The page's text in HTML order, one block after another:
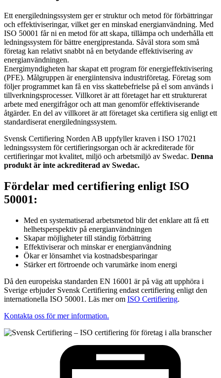
Ett energiledningssystem ger er struktur och metod för förbättringar
och effektiviseringar, vilket ger en minskad energianvändning. Med
ISO 50001 får ni en metod för att skapa, tillämpa och underhålla ett
ledningssystem för bättre energiprestanda. Såväl stora som små
företag kan relativt snabbt nå en betydande effektivisering av
energianvändningen.
Energimyndigheten har skapat ett program för energieffektivisering
(PFE). Målgruppen är energiintensiva industriföretag. Företag som
följer programmet kan få en viss skattebefrielse på el som används i
tillverkningsprocesser. Villkoret är att företaget har ett strukturerat
arbete med energifrågor och att man genomför effektiviserande
åtgärder. En del av villkoret är att företaget ska certifiera sig enligt ett
standardiserat energiledningssystem.
Svensk Certifiering Norden AB uppfyller kraven i ISO 17021
ledningssystem för certifieringsorgan och är ackrediterade för
certifieringar mot kvalitet, miljö och arbetsmiljö av Swedac. Denna
produkt är inte ackrediterad av Swedac.
Fördelar med certifiering enligt ISO
50001:
Med en systematiserad arbetsmetod blir det enklare att få ett
helhetsperspektiv på energianvändningen
Skapar möjligheter till ständig förbättring
Effektiviserar och minskar er energianvändning
Ökar er lönsamhet via kostnadsbesparingar
Stärker ert förtroende och varumärke inom energi
Då den europeiska standarden EN 16001 är på väg att upphöra i
Sverige erbjuder Svensk Certifiering endast certifiering enligt den
internationella ISO 50001. Läs mer om ISO Certifiering.
Kontakta oss för mer information.